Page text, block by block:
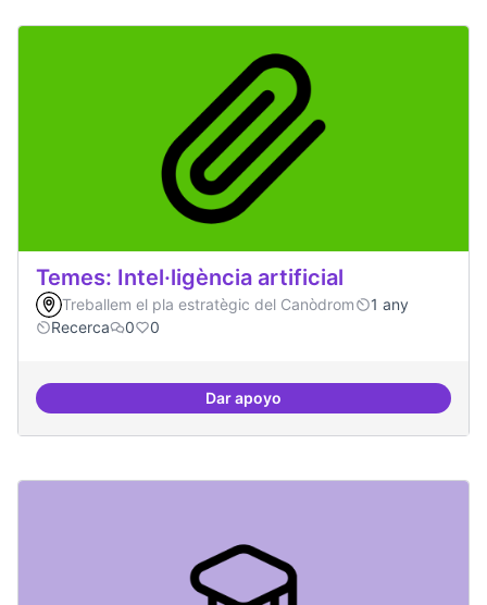
Temes: Intel·ligència artificial
Treballem el pla estratègic del Canòdrom
1 any
Recerca
0 0
Dar apoyoTemes: Intel·ligència artificial